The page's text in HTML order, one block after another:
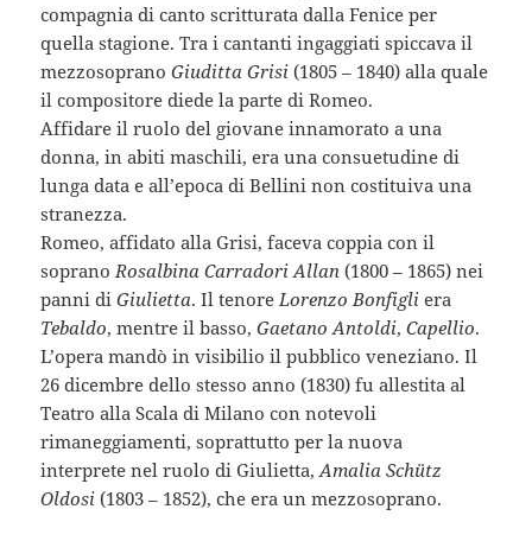
compagnia di canto scritturata dalla Fenice per
quella stagione. Tra i cantanti ingaggiati spiccava il
mezzosopranoGiuditta Grisi (1805 – 1840) alla quale
il compositore diede la parte di Romeo.
Affidare il ruolo del giovane innamorato a una
donna, in abiti maschili, era una consuetudine di
lunga data e all’epoca di Bellini non costituiva una
stranezza.
Romeo, affidato alla Grisi, faceva coppia con il
soprano Rosalbina Carradori Allan (1800 – 1865) nei
panni diGiulietta. Il tenore Lorenzo Bonfigli era
Tebaldo, mentre il basso,Gaetano Antoldi,Capellio.
L’opera mandò in visibilio il pubblico veneziano. Il
26 dicembre dello stesso anno (1830) fu allestita al
Teatro alla Scala di Milano con notevoli
rimaneggiamenti, soprattutto per la nuova
interprete nel ruolo di Giulietta,Amalia Schütz
Oldosi (1803 – 1852), che era un mezzosoprano.